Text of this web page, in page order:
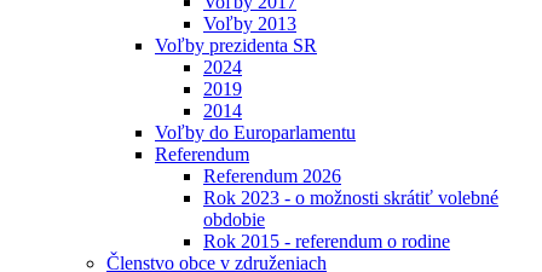
Voľby 2013
Voľby prezidenta SR
2024
2019
2014
Voľby do Europarlamentu
Referendum
Referendum 2026
Rok 2023 - o možnosti skrátiť volebné
obdobie
Rok 2015 - referendum o rodine
Členstvo obce v združeniach